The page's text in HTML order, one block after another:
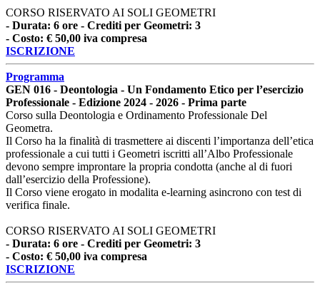
CORSO RISERVATO AI SOLI GEOMETRI
- Durata: 6 ore - Crediti per Geometri: 3
- Costo: € 50,00 iva compresa
ISCRIZIONE
Programma
GEN 016 - Deontologia - Un Fondamento Etico per l’esercizio
Professionale - Edizione 2024 - 2026 - Prima parte
Corso sulla Deontologia e Ordinamento Professionale Del
Geometra.
Il Corso ha la finalità di trasmettere ai discenti l’importanza dell’etica
professionale a cui tutti i Geometri iscritti all’Albo Professionale
devono sempre improntare la propria condotta (anche al di fuori
dall’esercizio della Professione).
Il Corso viene erogato in modalita e-learning asincrono con test di
verifica finale.
CORSO RISERVATO AI SOLI GEOMETRI
- Durata: 6 ore - Crediti per Geometri: 3
- Costo: € 50,00 iva compresa
ISCRIZIONE